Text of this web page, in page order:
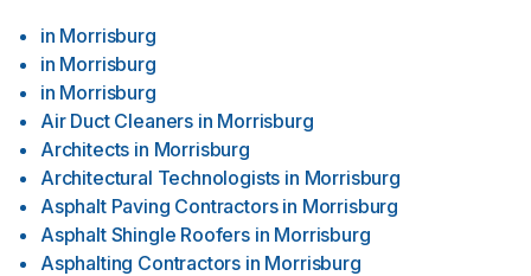
in Morrisburg
in Morrisburg
in Morrisburg
Air Duct Cleaners in Morrisburg
Architects in Morrisburg
Architectural Technologists in Morrisburg
Asphalt Paving Contractors in Morrisburg
Asphalt Shingle Roofers in Morrisburg
Asphalting Contractors in Morrisburg